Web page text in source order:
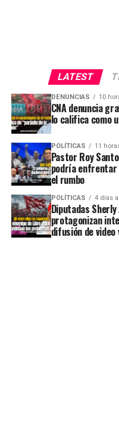
LATEST
DENUNCIAS 10
CNA denuncia
lo califica como
POLÍTICAS 11
Pastor Roy
podría enfrentar
el rumbo
POLÍTICAS 4 días
Diputadas
protagonizan
difusión de video